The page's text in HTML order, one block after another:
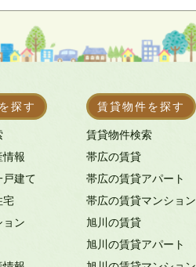
探す
情報
戸建て
宅
ョン
賃貸物件を探す
賃貸物件検索
帯広の賃貸
帯広の賃貸アパート
帯広の賃貸マンション
旭川の賃貸
旭川の賃貸アパート